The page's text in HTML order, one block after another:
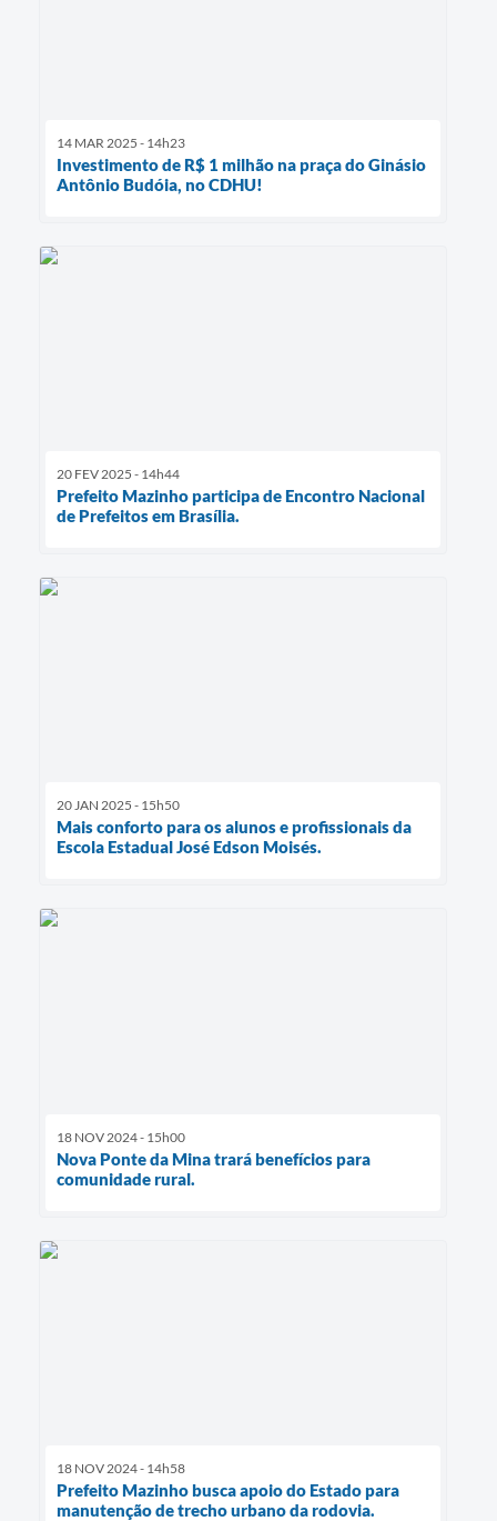
14 MAR 2025 - 14h23
Investimento de R$ 1 milhão na praça do Ginásio
Antônio Budóia, no CDHU!
20 FEV 2025 - 14h44
Prefeito Mazinho participa de Encontro Nacional
de Prefeitos em Brasília.
20 JAN 2025 - 15h50
Mais conforto para os alunos e profissionais da
Escola Estadual José Edson Moisés.
18 NOV 2024 - 15h00
Nova Ponte da Mina trará benefícios para
comunidade rural.
18 NOV 2024 - 14h58
Prefeito Mazinho busca apoio do Estado para
manutenção de trecho urbano da rodovia.